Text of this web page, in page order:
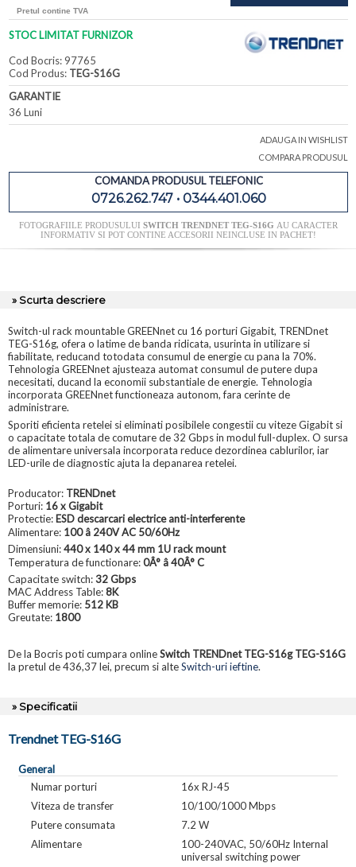
Pretul contine TVA
STOC LIMITAT FURNIZOR
Cod Bocris: 97765
Cod Produs: TEG-S16G
GARANTIE
36 Luni
ADAUGA IN WISHLIST
COMPARA PRODUSUL
COMANDA PRODUSUL TELEFONIC
0726.262.747 • 0344.401.060
FOTOGRAFIILE PRODUSULUI SWITCH TRENDNET TEG-S16G AU CARACTER
INFORMATIV SI POT CONTINE ACCESORII NEINCLUSE IN PACHET!
» Scurta descriere
Switch-ul rack mountable GREENnet cu 16 porturi Gigabit, TRENDnet
TEG-S16g, ofera o latime de banda ridicata, usurinta in utilizare si
fiabilitate, reducand totodata consumul de energie cu pana la 70%.
Tehnologia GREENnet ajusteaza automat consumul de putere dupa
necesitati, ducand la economii substantiale de energie. Tehnologia
incorporata GREENnet functioneaza autonom, fara cerinte de
administrare.
Sporiti eficienta retelei si eliminati posibilele congestii cu viteze Gigabit si
o capacitate totala de comutare de 32 Gbps in modul full-duplex. O sursa
de alimentare universala incorporata reduce dezordinea cablurilor, iar
LED-urile de diagnostic ajuta la depanarea retelei.
Producator: TRENDnet
Porturi: 16 x Gigabit
Protectie: ESD descarcari electrice anti-interferente
Alimentare: 100 â 240V AC 50/60Hz
Dimensiuni:440 x 140 x 44 mm 1U rack mount
Temperatura de functionare:0Â° â 40Â° C
Capacitate switch:32 Gbps
MAC Address Table:8K
Buffer memorie: 512 KB
Greutate: 1800
De la Bocris poti cumpara onlineSwitch TRENDnet TEG-S16g TEG-S16G
la pretul de 436,37 lei, precum si alteSwitch-uri ieftine.
» Specificatii
Trendnet TEG-S16G
General
Numar porturi
16x RJ-45
Viteza de transfer
10/100/1000 Mbps
Putere consumata
7.2 W
Alimentare
100-240VAC, 50/60Hz Internal
universal switching power